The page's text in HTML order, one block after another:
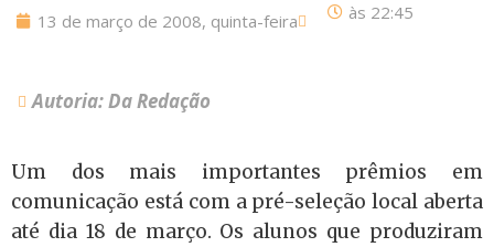
13 de março de 2008, quinta-feira às 22:45
Autoria: Da Redação
Um dos mais importantes prêmios em
comunicação está com a pré-seleção local aberta
até dia 18 de março. Os alunos que produziram